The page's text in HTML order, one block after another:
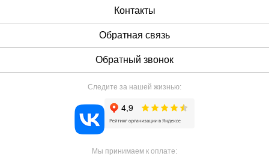
Контакты
Обратная связь
Обратный звонок
Следите за нашей жизнью:
Мы принимаем к оплате: